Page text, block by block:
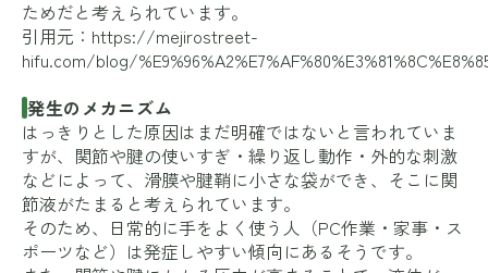
ためだと考えられています。
引用元： https://mejirostreet-
hifu.com/blog/
発生のメカニズム
はっきりとした原因はまだ明確ではないと言われていま
すが、関節や腱の使いすぎ・繰り返し動作・外的な刺激
などによって、滑膜や腱鞘に小さな袋ができ、そこに関
節液がたまると考えられています。
そのため、日常的に手をよく使う人（PC作業・家事・ス
ポーツなど）は発症しやすい傾向にあるそうです。